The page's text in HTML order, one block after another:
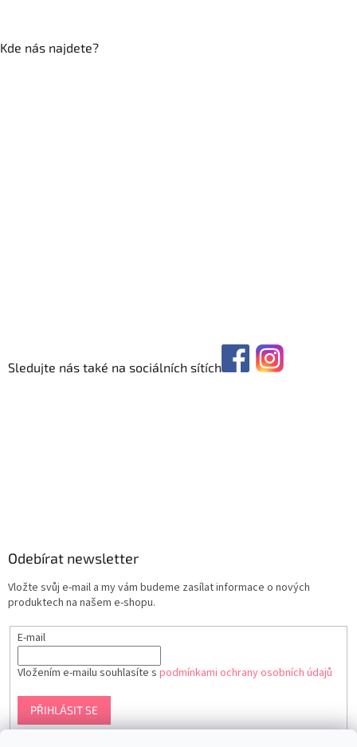
Kde nás najdete?
Sledujte nás také na sociálních sítích
Odebírat newsletter
Vložte svůj e-mail a my vám budeme zasílat informace o nových
produktech na našem e-shopu.
E-mail
Vložením e-mailu souhlasíte s podmínkami ochrany osobních údajů
PŘIHLÁSIT SE